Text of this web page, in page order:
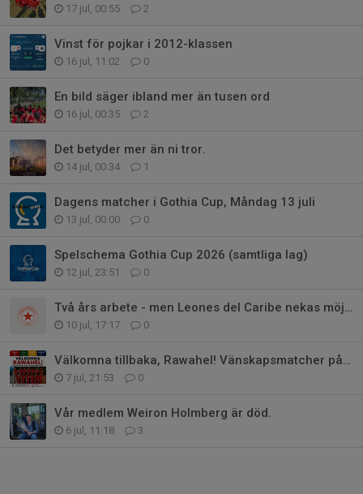
17 jul, 00:55 2
Vinst för pojkar i 2012-klassen
16 jul, 11:02 0
En bild säger ibland mer än tusen ord
16 jul, 00:35 2
Det betyder mer än ni tror.
14 jul, 00:34 1
Dagens matcher i Gothia Cup, Måndag 13 juli
13 jul, 00:00 0
Spelschema Gothia Cup 2026 (samtliga lag)
12 jul, 23:51 0
Två års arbete - men Leones del Caribe nekas möjligheten att delta i Gothia
10 jul, 17:17 0
Välkomna tillbaka, Rawahel! Vänskapsmatcher på gång!
7 jul, 21:53 0
Vår medlem Weiron Holmberg är död.
6 jul, 11:18 3